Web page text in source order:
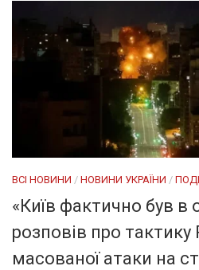
ВСІ НОВИНИ / НОВИНИ УКРАЇНИ /
«Київ фактично був в
розповів про тактику
масованої атаки на